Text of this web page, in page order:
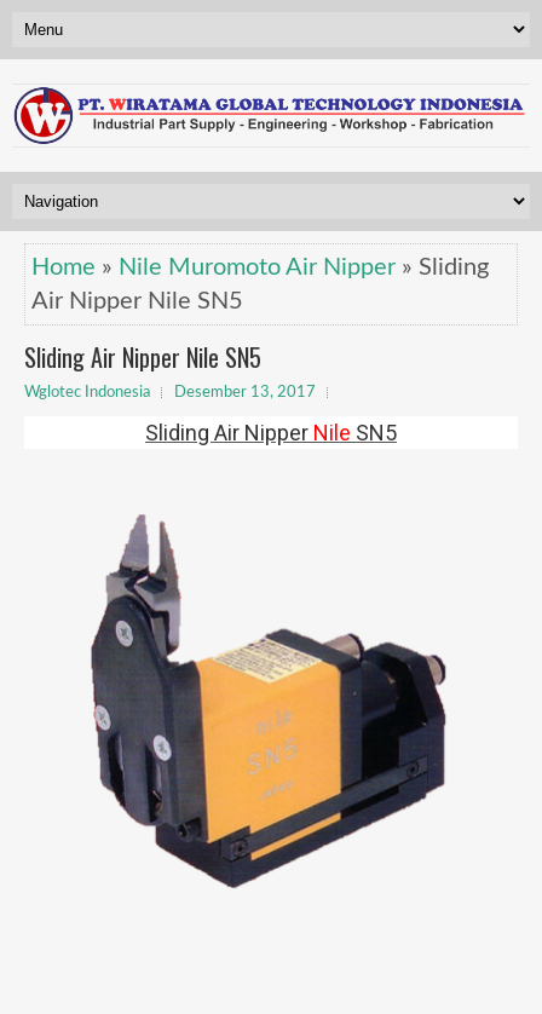
Home » Nile Muromoto Air Nipper » Sliding
Air Nipper Nile SN5
Sliding Air Nipper Nile SN5
Wglotec Indonesia Desember 13, 2017
Sliding Air Nipper Nile SN5